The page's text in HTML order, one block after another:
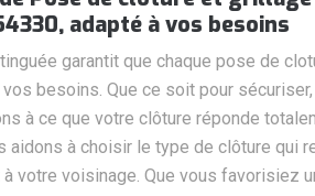
adapté à vos besoins
garantit que chaque pose de
besoins. Que ce soit pour
à ce que votre clôture réponde
aidons à choisir le type de clôture qui
votre voisinage. Que vous favorisiez